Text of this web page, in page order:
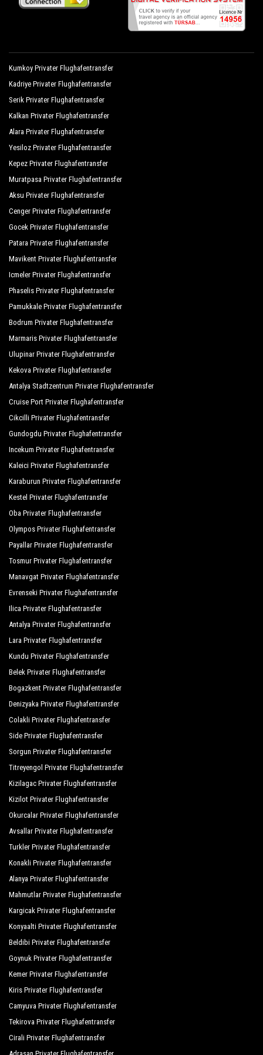
Marmaris Touren, Veranstaltungsorganisation und
alle anderen Orte, die Sie in oder außerhalb von
Alle Dienstleistungen können an die
Kundenanforderungen, das gewählte Ziel in
Marmaris, die Anzahl der Passagiere und die
Gepäckmenge angepasst werden. Sie können sich
auf unsere Privatwagen mit Fahrer für einen
innerhalb als auch innerhalb
Marmaris und raus .
Transfer vom Flughafen Antalya und den Häfen nach
Marmaris, Transfer von und zu Hotels in Antalya in
Marmaris, Marmaris Tür-zu-Tür-Transfers,
Einkaufstouren von oder nach Marmaris,
maßgeschneiderte Touren im historischen Zentrum
rund um Marmaris und personalisierte Touren in
wichtigen touristischen Gebieten in Marmaris; All
dies ist mit PrivateTransferAntalya mit einer
Fahrzeugflotte verfügbar, die aus den besten Autos
Mechanik einwandfrei sind. Limousinen, Minivans
und Kleinbusse erfüllen die Anforderungen von 1 bis
54 Personen. Regelmäßig kontrolliert und inspiziert
Die Fahrzeuge werden unseren eigenen periodischen
Bewertungen unterzogen, wobei der Kontrolle und
Hygiene Priorität eingeräumt wird.
Kumkoy Privater Flughafentransfer
Kadriye Privater Flughafentransfer
Serik Privater Flughafentransfer
Kalkan Privater Flughafentransfer
Alara Privater Flughafentransfer
Yesiloz Privater Flughafentransfer
Kepez Privater Flughafentransfer
Muratpasa Privater Flughafentransfer
Aksu Privater Flughafentransfer
Cenger Privater Flughafentransfer
Gocek Privater Flughafentransfer
Patara Privater Flughafentransfer
Mavikent Privater Flughafentransfer
Icmeler Privater Flughafentransfer
Phaselis Privater Flughafentransfer
Pamukkale Privater Flughafentransfer
Bodrum Privater Flughafentransfer
Marmaris Privater Flughafentransfer
Ulupinar Privater Flughafentransfer
Kekova Privater Flughafentransfer
Antalya Stadtzentrum Privater Flughafentransfer
Cruise Port Privater Flughafentransfer
Cikcilli Privater Flughafentransfer
Gundogdu Privater Flughafentransfer
Incekum Privater Flughafentransfer
Kaleici Privater Flughafentransfer
Karaburun Privater Flughafentransfer
Kestel Privater Flughafentransfer
Oba Privater Flughafentransfer
Olympos Privater Flughafentransfer
Payallar Privater Flughafentransfer
Tosmur Privater Flughafentransfer
Manavgat Privater Flughafentransfer
Evrenseki Privater Flughafentransfer
Ilica Privater Flughafentransfer
Antalya Privater Flughafentransfer
Lara Privater Flughafentransfer
Kundu Privater Flughafentransfer
Belek Privater Flughafentransfer
Bogazkent Privater Flughafentransfer
Denizyaka Privater Flughafentransfer
Colakli Privater Flughafentransfer
Side Privater Flughafentransfer
Sorgun Privater Flughafentransfer
Titreyengol Privater Flughafentransfer
Kizilagac Privater Flughafentransfer
Kizilot Privater Flughafentransfer
Okurcalar Privater Flughafentransfer
Avsallar Privater Flughafentransfer
Turkler Privater Flughafentransfer
Konakli Privater Flughafentransfer
Alanya Privater Flughafentransfer
Mahmutlar Privater Flughafentransfer
Kargicak Privater Flughafentransfer
Konyaalti Privater Flughafentransfer
Beldibi Privater Flughafentransfer
Goynuk Privater Flughafentransfer
Kemer Privater Flughafentransfer
Kiris Privater Flughafentransfer
Camyuva Privater Flughafentransfer
Tekirova Privater Flughafentransfer
Cirali Privater Flughafentransfer